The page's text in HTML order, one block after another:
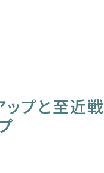
ップと至近戦